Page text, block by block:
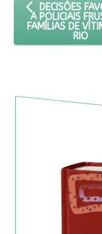
ARTIGO
DECISÕES
A POLICIAIS
FAMÍLIAS DE
RIO